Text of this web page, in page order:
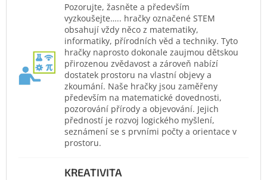
Pozorujte, žasněte a především
vyzkoušejte….. hračky označené STEM
obsahují vždy něco z matematiky,
informatiky, přírodních věd a techniky. Tyto
hračky naprosto dokonale zaujmou dětskou
přirozenou zvědavost a zároveň nabízí
dostatek prostoru na vlastní objevy a
zkoumání. Naše hračky jsou zaměřeny
především na matematické dovednosti,
pozorování přírody a objevování. Jejich
předností je rozvoj logického myšlení,
seznámení se s prvními počty a orientace v
prostoru.
KREATIVITA